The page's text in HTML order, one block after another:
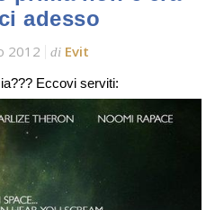
adesso
2012 di Evit
Eccovi serviti: